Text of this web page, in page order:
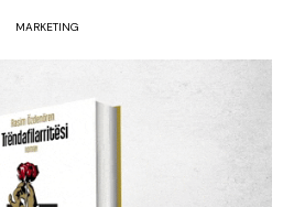
MARKETING